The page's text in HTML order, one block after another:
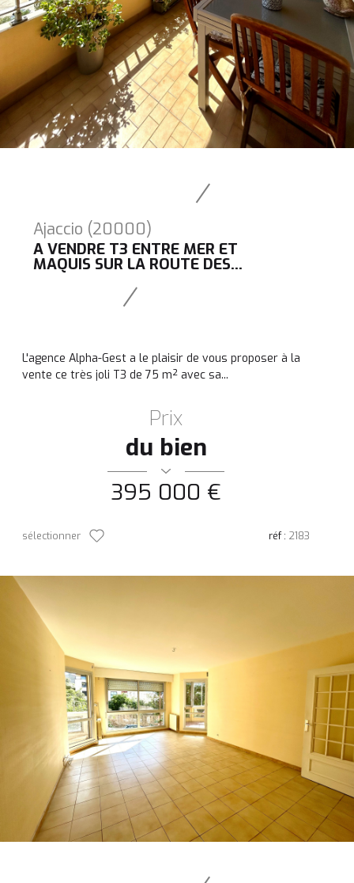
Ajaccio (20000)
A VENDRE T3 ENTRE MER ET
MAQUIS SUR LA ROUTE DES...
L'agence Alpha-Gest a le plaisir de vous proposer à la
vente ce très joli T3 de 75 m² avec sa...
Prix
du bien
395 000 €
sélectionner réf : 2183